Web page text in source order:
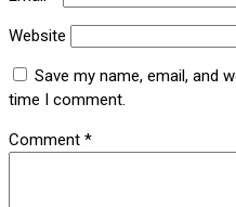
Website
Save my name, email, and
time I comment.
Comment *